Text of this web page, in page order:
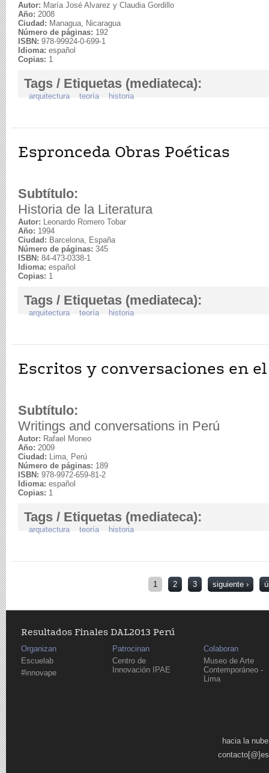
Autor: María José Alvarez y Claudia Gordillo
Año: 2008
Ciudad: Managua, Nicaragua
Número de páginas: 192
ISBN: 978-99924-0-699-1
Idioma: español
Copias: 1
Tags / Etiquetas (mediateca):
arquitectura teoría historia
Espronceda Obras Poéticas
Subtítulo:
Historia de la Literatura
Autor: Leonardo Romero Tobar
Año: 1994
Ciudad: Barcelona, España
Número de páginas: 345
ISBN: 84-473-0338-1
Idioma: español
Copias: 1
Tags / Etiquetas (mediateca):
arquitectura teoría historia
Escritos y conversaciones en
Subtítulo:
Writings and conversations in Perú
Autor: Rafael Moneo
Año: 2009
Ciudad: Lima, Perú
Número de páginas: 189
ISBN: 978-9972-659-81-2
Idioma: español
Copias: 1
Tags / Etiquetas (mediateca):
arquitectura teoría historia
1 2 3 siguiente ›
Resultados Finales DAL2013 Perú
Organizan
Escuelab
#innovape
Patrocinan
Centro de
Innovación IPAE
Colaboran
Museo de Arte
Contemporáneo -
Lima
hacia la